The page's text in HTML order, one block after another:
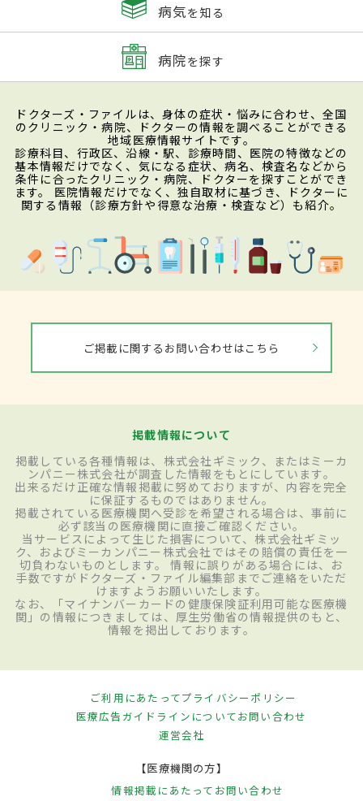
病気を知る
病院を探す
ドクターズ・ファイルは、身体の症状・悩みに合わせ、全国
のクリニック・病院、ドクターの情報を調べることができる
地域医療情報サイトです。
診療科目、行政区、沿線・駅、診療時間、医院の特徴などの
基本情報だけでなく、気になる症状、病名、検査名などから
条件に合ったクリニック・病院、ドクターを探すことができ
ます。 医院情報だけでなく、独自取材に基づき、ドクターに
関する情報（診療方針や得意な治療・検査など）も紹介。
ご掲載に関するお問い合わせはこちら
掲載情報について
掲載している各種情報は、株式会社ギミック、またはミーカ
ンパニー株式会社が調査した情報をもとにしています。
出来るだけ正確な情報掲載に努めておりますが、内容を完全
に保証するものではありません。
掲載されている医療機関へ受診を希望される場合は、事前に
必ず該当の医療機関に直接ご確認ください。
当サービスによって生じた損害について、株式会社ギミッ
ク、およびミーカンパニー株式会社ではその賠償の責任を一
切負わないものとします。 情報に誤りがある場合には、お
手数ですがドクターズ・ファイル編集部までご連絡をいただ
けますようお願いいたします。
なお、「マイナンバーカードの健康保険証利用可能な医療機
関」の情報につきましては、厚生労働省の情報提供のもと、
情報を掲出しております。
ご利用にあたってプライバシーポリシー
医療広告ガイドラインについてお問い合わせ
運営会社
【医療機関の方】
情報掲載にあたって お問い合わせ